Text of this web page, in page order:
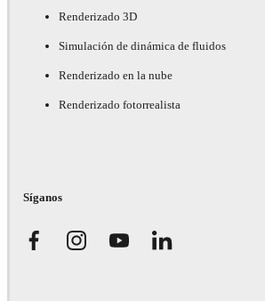
Renderizado 3D
Simulación de dinámica de fluidos
Renderizado en la nube
Renderizado fotorrealista
Síganos